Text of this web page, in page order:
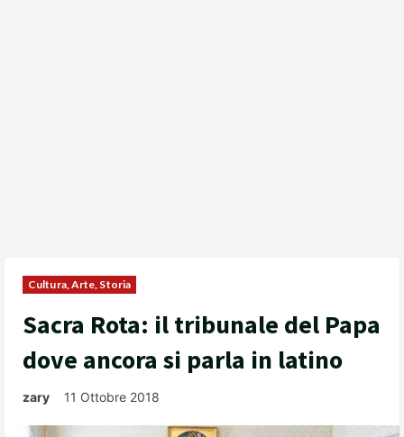
Cultura, Arte, Storia
Sacra Rota: il tribunale del Papa
dove ancora si parla in latino
zary 11 Ottobre 2018